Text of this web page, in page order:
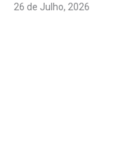
26 de Julho, 2026